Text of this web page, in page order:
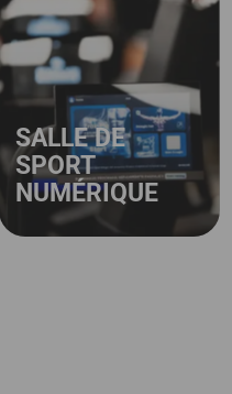
SALLE DE
SPORT
NUMÉRIQUE